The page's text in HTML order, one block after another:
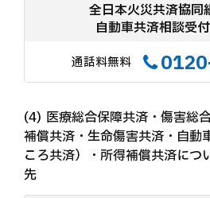
全日本火災共済協同
自動車共済相談受
通話料無料
医療総合保障共済・傷害総
補償共済・生命傷害共済・自動
ころ共済）・所得補償共済につ
先